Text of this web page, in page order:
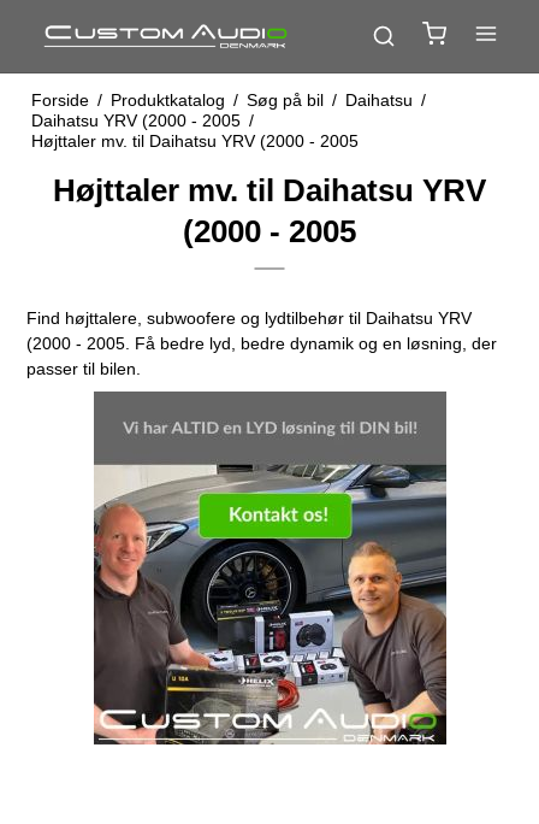
Forside / Produktkatalog / Søg på bil / Daihatsu /
Daihatsu YRV (2000 - 2005 /
Højttaler mv. til Daihatsu YRV (2000 - 2005
Højttaler mv. til Daihatsu YRV
(2000 - 2005
Find højttalere, subwoofere og lydtilbehør til Daihatsu YRV
(2000 - 2005. Få bedre lyd, bedre dynamik og en løsning, der
passer til bilen.